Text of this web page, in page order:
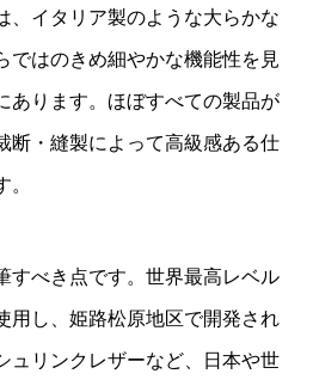
、イタリア製のような大らかな
ではのきめ細やかな機能性を見
あります。ほぼすべての製品が
断・縫製によって高級感ある仕
。
すべき点です。世界最高レベル
用し、姫路松原地区で開発され
ュリンクレザーなど、日本や世